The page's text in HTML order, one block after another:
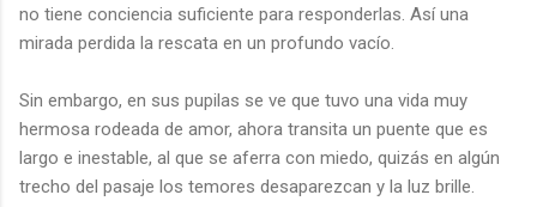
no tiene conciencia suficiente para responderlas. Así una
mirada perdida la rescata en un profundo vacío.
Sin embargo, en sus pupilas se ve que tuvo una vida muy
hermosa rodeada de amor, ahora transita un puente que es
largo e inestable, al que se aferra con miedo, quizás en algún
trecho del pasaje los temores desaparezcan y la luz brille.